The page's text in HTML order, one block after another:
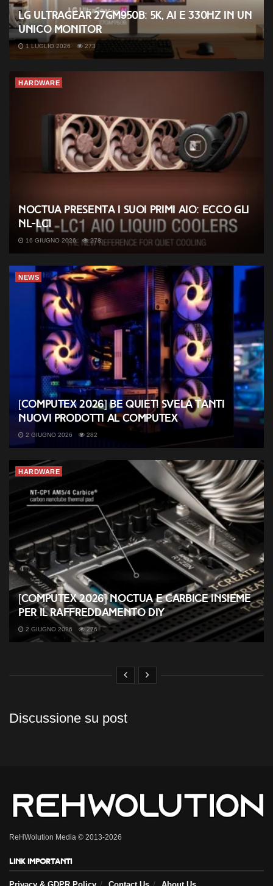
LG UltraGear 27GM950B: 5K, AI e 330Hz in un
unico monitor
1 LUGLIO 2026 273
HARDWARE
Noctua presenta i suoi primi AIO: ecco gli
NL-LC1
16 GIUGNO 2026 278
NEWS
[COMPUTEX 2026] be quiet! svela tanti
nuovi prodotti al Computex
2 GIUGNO 2026 282
HARDWARE
[COMPUTEX 2026] Noctua e Carbice insieme
per il raffreddamento DIY
2 GIUGNO 2026 276
Discussione su post
ReHWolution Media © 2013-2026
Link importanti